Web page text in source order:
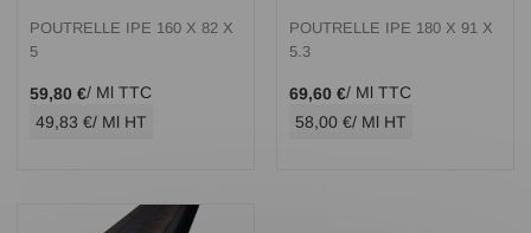
POUTRELLE IPE 160 X 82 X
5
59,80 €/ Ml TTC
49,83 €/ Ml HT
POUTRELLE IPE 180 X 91 X
5.3
69,60 €/ Ml TTC
58,00 €/ Ml HT